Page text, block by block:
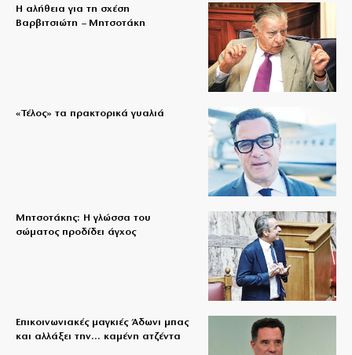
Η αλήθεια για τη σχέση
Βαρβιτσιώτη – Μητσοτάκη
«Τέλος» τα πρακτορικά γυαλιά
Μητσοτάκης: Η γλώσσα του
σώματος προδίδει άγχος
Επικοινωνιακές μαγκιές Άδωνι μπας
και αλλάξει την… καμένη ατζέντα